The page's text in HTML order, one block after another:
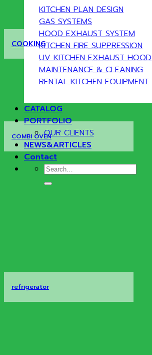
KITCHEN PLAN DESIGN
GAS SYSTEMS
HOOD EXHAUST SYSTEM
KITCHEN FIRE SUPPRESSION
UV KITCHEN EXHAUST HOOD
MAINTENANCE & CLEANING
RENTAL KITCHEN EQUIPMENT
CATALOG
PORTFOLIO
OUR CLIENTS
NEWS&ARTICLES
Contact
Search
for:
COOKING
COMBI OVEN
refrigerator